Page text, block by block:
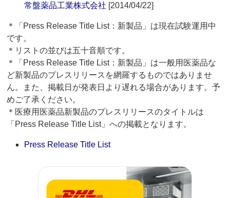
常盤薬品工業株式会社 [2014/04/22]
＊「Press Release Title List：新製品」は現在試験運用中
です。
＊リストの並びは五十音順です。
＊「Press Release Title List：新製品」は一般用医薬品な
ど新製品のプレスリリースを網羅するものではありませ
ん。また、掲載日が発表日より遅れる場合があります。予
めご了承ください。
＊医療用医薬品新製品のプレスリリースのタイトルは
「Press Release Title List」への掲載となります。
Press Release Title List